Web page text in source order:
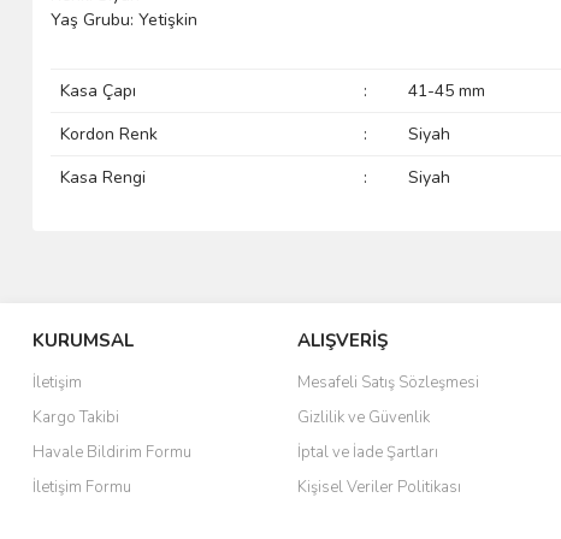
Yaş Grubu: Yetişkin
Kasa Çapı :
41-45 mm
Kordon Renk
:
Siyah
Kasa Rengi
: Siyah
KURUMSAL
İletişim
Kargo Takibi
Havale Bildirim Formu
İletişim Formu
ALIŞVERİŞ
Mesafeli Satış Sözleşmesi
Gizlilik ve Güvenlik
İptal ve İade Şartları
Kişisel Veriler Politikası